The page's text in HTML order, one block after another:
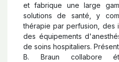
et fabrique une large
solutions de santé, y
thérapie par perfusion, des
des équipements
de soins hospitaliers.
B. Braun collabore